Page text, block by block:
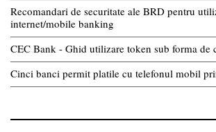
Recomandari de securitate ale BRD pentru
internet/mobile banking
CEC Bank - Ghid utilizare token sub forma de
Cinci banci permit platile cu telefonul mobil